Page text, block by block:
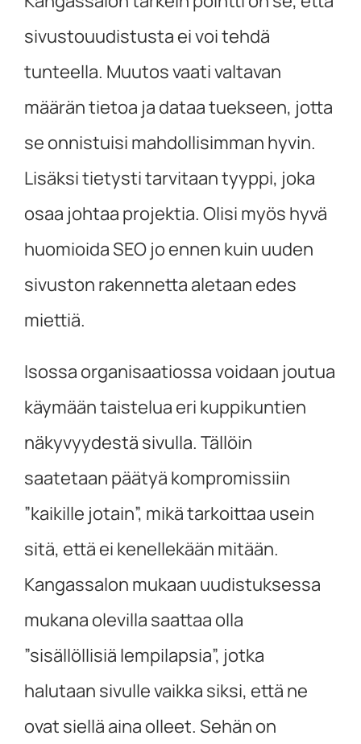
sivustouudistusta ei voi tehdä
tunteella. Muutos vaati valtavan
määrän tietoa ja dataa tuekseen, jotta
se onnistuisi mahdollisimman hyvin.
Lisäksi tietysti tarvitaan tyyppi, joka
osaa johtaa projektia. Olisi myös hyvä
huomioida SEO jo ennen kuin uuden
sivuston rakennetta aletaan edes
miettiä.
Isossa organisaatiossa voidaan joutua
käymään taistelua eri kuppikuntien
näkyvyydestä sivulla. Tällöin
saatetaan päätyä kompromissiin
”kaikille jotain”, mikä tarkoittaa usein
sitä, että ei kenellekään mitään.
Kangassalon mukaan uudistuksessa
mukana olevilla saattaa olla
”sisällöllisiä lempilapsia”, jotka
halutaan sivulle vaikka siksi, että ne
ovat siellä aina olleet. Sehän on